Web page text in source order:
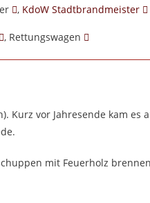
, KdoW Stadtbrandmeister
, Rettungswagen
Kurz vor Jahresende kam
mit Feuerholz